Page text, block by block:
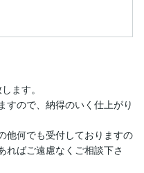
ます。
すので、納得のいく仕上がり
他何でも受付しておりますの
ればご遠慮なくご相談下さ